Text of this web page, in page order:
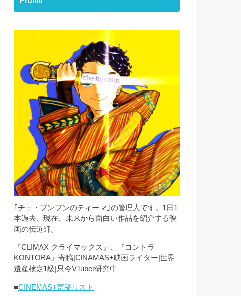
｢チェ・ブンブンのティーマ｣の管理人です。1日1
本過去、現在、未来から面白い作品を紹介する映
画の伝道師。
『CLIMAX クライマックス』、『コントラ
KONTORA』寄稿|CINAMAS+映画ライター|世界
遺産検定1級|只今VTuber研究中
■CINEMAS+寄稿リスト